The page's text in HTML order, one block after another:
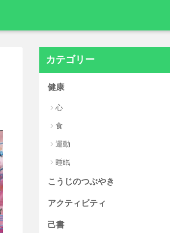
カテゴリー
健康
心
食
運動
睡眠
こうじのつぶやき
アクティビティ
己書